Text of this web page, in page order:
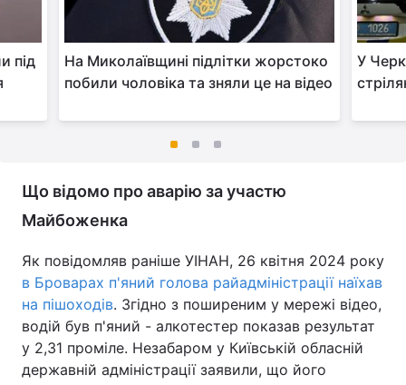
під
На Миколаївщині підлітки жорстоко
побили чоловіка та зняли це на відео
У
Що відомо про аварію за участю
Майбоженка
Як повідомляв раніше УІНАН, 26 квітня 2024 року
в Броварах п'яний голова райадміністрації наїхав
на пішоходів. Згідно з поширеним у мережі відео,
водій був п'яний - алкотестер показав результат
у 2,31 проміле. Незабаром у Київській обласній
державній адміністрації заявили, що його